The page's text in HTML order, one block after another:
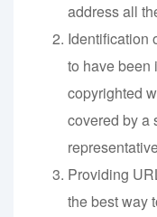
address all
Identification
to have been
copyrighted
covered by a
Providing
the best way